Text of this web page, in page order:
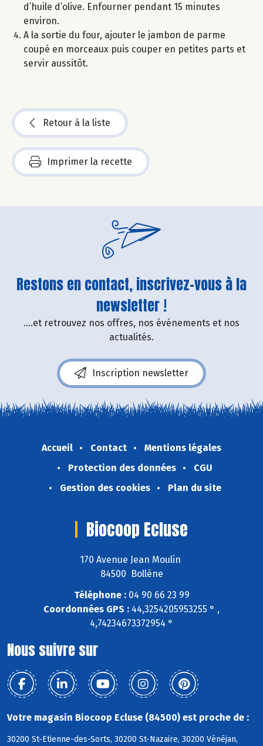
d’huile d’olive. Enfourner pendant 15 minutes
environ.
A la sortie du four, ajouter le jambon de parme
coupé en morceaux puis couper en petites parts et
servir aussitôt.
Retour à la liste
Imprimer la recette
Restons en contact, inscrivez-vous à la
newsletter !
....et retrouvez nos offres, nos événements et nos
actualités.
Inscription newsletter
Accueil Contact
Mentions légales
Protection des données
CGU
Gestion des cookies
Plan du site
Biocoop Ecluse
170 Avenue Jean Moulin
84500 Bollène
Téléphone :04 90 66 23 99
Coordonnées GPS : 44,3254205953255 ° ,
4,74234673372954 °
Nous suivre sur
Votre magasin Biocoop Ecluse (84500) est proche de :
30200 St-Etienne-des-Sorts, 30200 St-Nazaire, 30200 Vénéjan,